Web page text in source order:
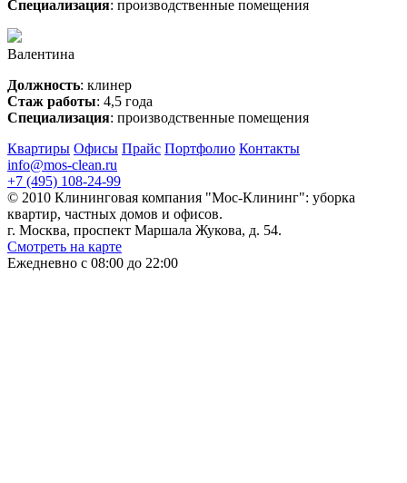
Специализация: производственные помещения
Валентина
Должность: клинер
Стаж работы: 4,5 года
Специализация: производственные помещения
Квартиры Офисы Прайс Портфолио Контакты
info@mos-clean.ru
+7 (495) 108-24-99
© 2010 Клининговая компания "Мос-Клининг": уборка
квартир, частных домов и офисов.
г. Москва, проспект Маршала Жукова, д. 54.
Смотреть на карте
Ежедневно с 08:00 до 22:00